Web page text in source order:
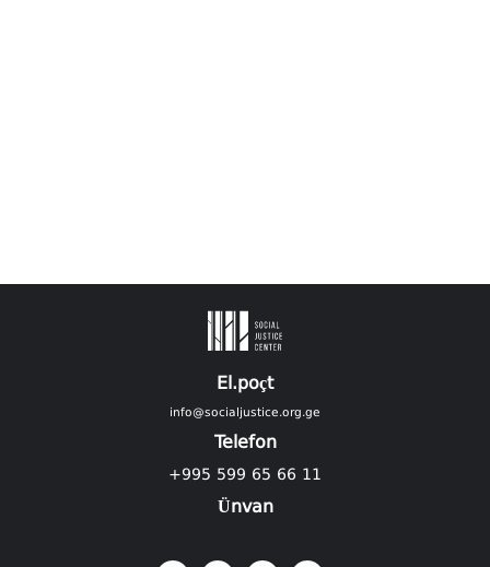
El.poçt
info@socialjustice.org.ge
Telefon
+995 599 65 66 11
Ünvan